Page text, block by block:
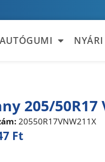
AUTÓGUMI
205/50R17
20550R17VNW211X
Ft